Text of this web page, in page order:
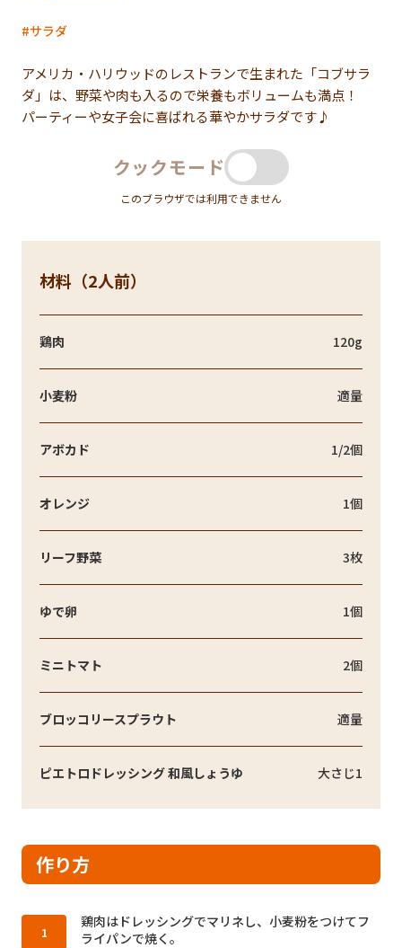
サラダ
アメリカ・ハリウッドのレストランで生まれた「コブサラ
ダ」は、野菜や肉も入るので栄養もボリュームも満点！
パーティーや女子会に喜ばれる華やかサラダです♪
クックモード
このブラウザでは利用できません
材料（2人前）
鶏肉 120g
小麦粉 適量
アボカド 1/2個
オレンジ 1個
リーフ野菜 3枚
ゆで卵 1個
ミニトマト 2個
ブロッコリースプラウト 適量
ピエトロドレッシング 和風しょうゆ 大さじ1
作り方
作り方1：
鶏肉はドレッシングでマリネし、小麦粉をつけてフ
ライパンで焼く。